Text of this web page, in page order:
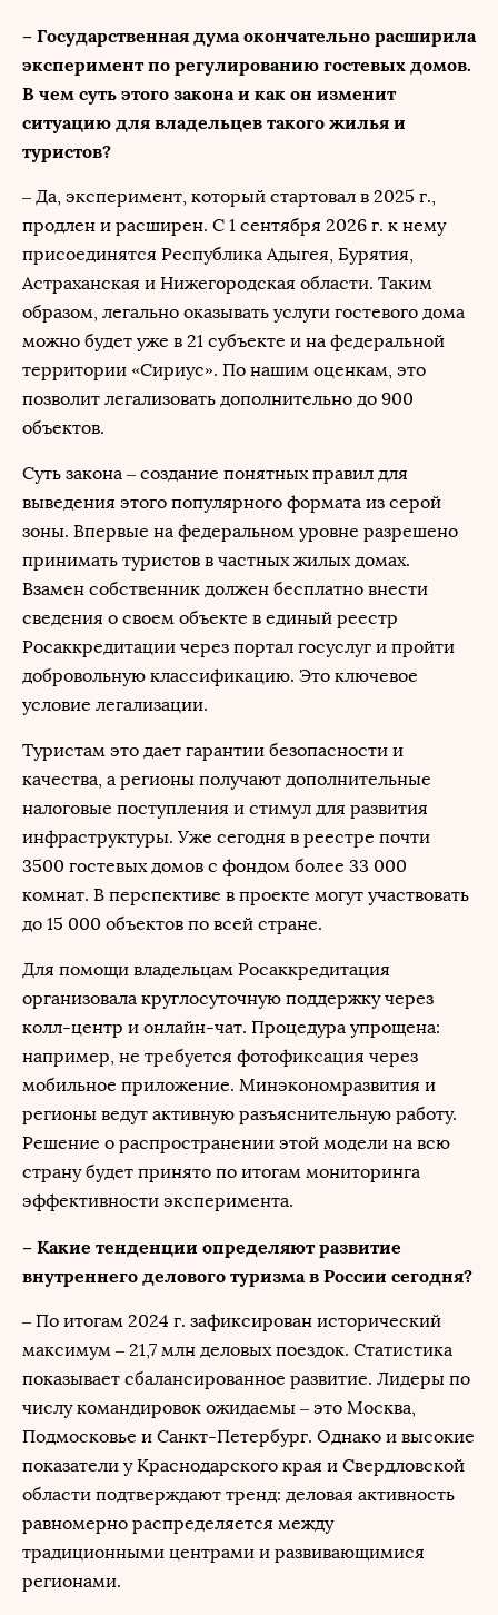
– Государственная дума окончательно расширила
эксперимент по регулированию гостевых домов.
В чем суть этого закона и как он изменит
ситуацию для владельцев такого жилья и
туристов?
– Да, эксперимент, который стартовал в 2025 г.,
продлен и расширен. С 1 сентября 2026 г. к нему
присоединятся Республика Адыгея, Бурятия,
Астраханская и Нижегородская области. Таким
образом, легально оказывать услуги гостевого дома
можно будет уже в 21 субъекте и на федеральной
территории «Сириус». По нашим оценкам, это
позволит легализовать дополнительно до 900
объектов.
Суть закона – создание понятных правил для
выведения этого популярного формата из серой
зоны. Впервые на федеральном уровне разрешено
принимать туристов в частных жилых домах.
Взамен собственник должен бесплатно внести
сведения о своем объекте в единый реестр
Росаккредитации через портал госуслуг и пройти
добровольную классификацию. Это ключевое
условие легализации.
Туристам это дает гарантии безопасности и
качества, а регионы получают дополнительные
налоговые поступления и стимул для развития
инфраструктуры. Уже сегодня в реестре почти
3500 гостевых домов с фондом более 33 000
комнат. В перспективе в проекте могут участвовать
до 15 000 объектов по всей стране.
Для помощи владельцам Росаккредитация
организовала круглосуточную поддержку через
колл-центр и онлайн-чат. Процедура упрощена:
например, не требуется фотофиксация через
мобильное приложение. Минэкономразвития и
регионы ведут активную разъяснительную работу.
Решение о распространении этой модели на всю
страну будет принято по итогам мониторинга
эффективности эксперимента.
– Какие тенденции определяют развитие
внутреннего делового туризма в России сегодня?
– По итогам 2024 г. зафиксирован исторический
максимум – 21,7 млн деловых поездок. Статистика
показывает сбалансированное развитие. Лидеры по
числу командировок ожидаемы – это Москва,
Подмосковье и Санкт-Петербург. Однако и высокие
показатели у Краснодарского края и Свердловской
области подтверждают тренд: деловая активность
равномерно распределяется между
традиционными центрами и развивающимися
регионами.